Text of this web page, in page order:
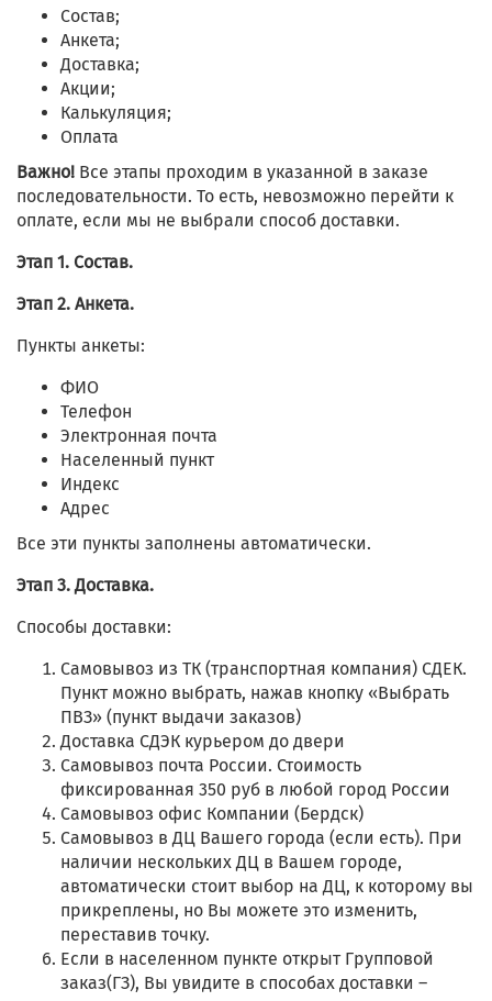
Состав;
Анкета;
Доставка;
Акции;
Калькуляция;
Оплата
Важно! Все этапы проходим в указанной в заказе
последовательности. То есть, невозможно перейти к
оплате, если мы не выбрали способ доставки.
Этап 1. Состав.
Этап 2. Анкета.
Пункты анкеты:
ФИО
Телефон
Электронная почта
Населенный пункт
Индекс
Адрес
Все эти пункты заполнены автоматически.
Этап 3. Доставка.
Способы доставки:
Самовывоз из ТК (транспортная компания) СДЕК.
Пункт можно выбрать, нажав кнопку «Выбрать
ПВЗ» (пункт выдачи заказов)
Доставка СДЭК курьером до двери
Самовывоз почта России. Стоимость
фиксированная 350 руб в любой город России
Самовывоз офис Компании (Бердск)
Самовывоз в ДЦ Вашего города (если есть). При
наличии нескольких ДЦ в Вашем городе,
автоматически стоит выбор на ДЦ, к которому вы
прикреплены, но Вы можете это изменить,
переставив точку.
Если в населенном пункте открыт Групповой
заказ(ГЗ), Вы увидите в способах доставки –